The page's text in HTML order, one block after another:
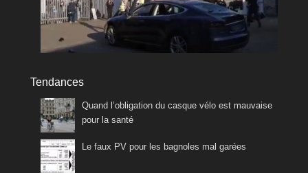
Tendances
Quand l’obligation du casque vélo est mauvaise
pour la santé
Le faux PV pour les bagnoles mal garées